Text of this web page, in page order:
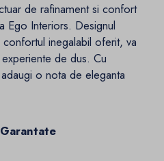
de rafinament si confort
Ego Interiors. Designul
inegalabil oferit, va
de dus. Cu
o nota de eleganta